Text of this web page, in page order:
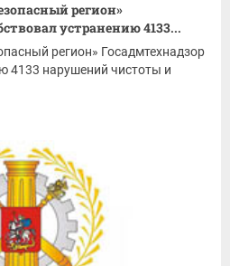
регион»
устранению 4133...
регион» Госадмтехнадзор
4133 нарушений чистоты и